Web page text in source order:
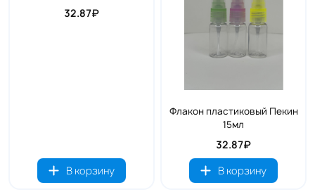
32.87₽
В корзину
Флакон пластиковый Пекин
15мл
32.87₽
В корзину